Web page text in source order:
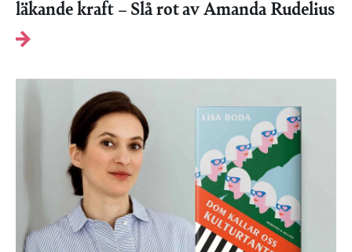
läkande kraft – Slå rot av Amanda Rudelius